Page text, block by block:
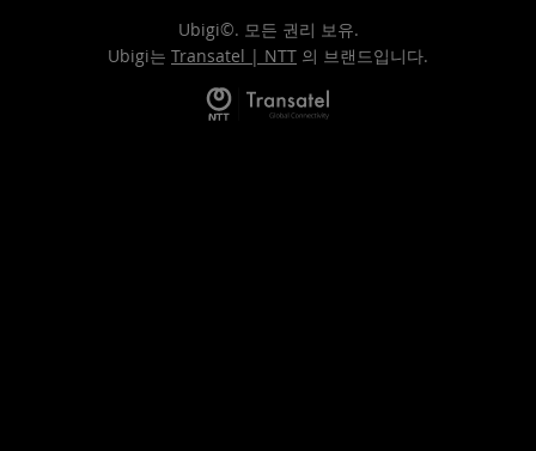
Ubigi©. 모든 권리 보유.
Ubigi는 Transatel | NTT 의 브랜드입니다.